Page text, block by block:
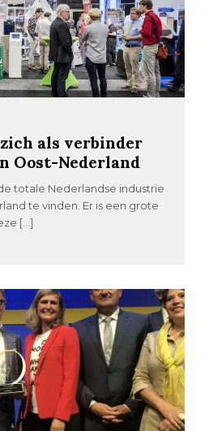
als verbinder
Oost-Nederland
totale Nederlandse industrie
te vinden. Er is een grote
[…]